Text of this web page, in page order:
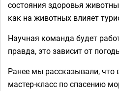
состояния здоровья
как на животных влияет
Научная команда будет
правда, это зависит от
Ранее мы рассказывали, что
мастер-класс по спасению